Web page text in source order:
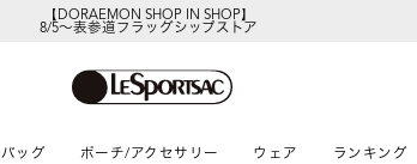
【DORAEMON SHOP IN SHOP】
8/5～表参道フラッグシップストア
バッグ ポーチ/アクセサリー ウェア ランキング